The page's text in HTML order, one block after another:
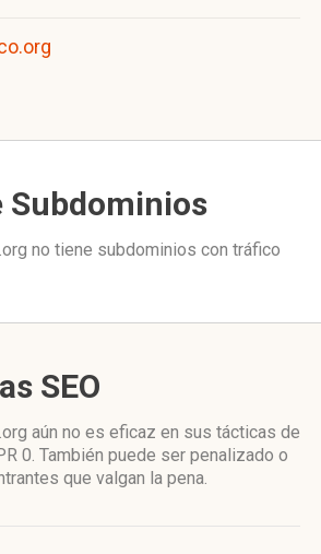
Subdominios
no tiene subdominios con tráfico
SEO
aún no es eficaz en sus tácticas de
0. También puede ser penalizado o
que valgan la pena.